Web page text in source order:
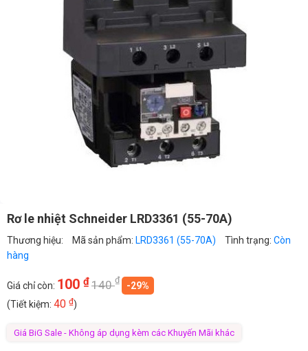
Rơ le nhiệt Schneider LRD3361 (55-70A)
Thương hiệu: Mã sản phẩm: LRD3361 (55-70A) Tình trạng: Còn
hàng
Giá chỉ còn: 100 ₫140₫
-29%
(Tiết kiệm: 40 ₫)
Giá BiG Sale - Không áp dụng kèm các Khuyến Mãi khác